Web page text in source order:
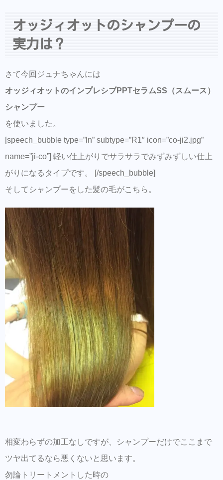
オッジィオットのシャンプーの
実力は？
さて今回ジュナちゃんには
オッジィオットのインプレシブPPTセラムSS（スムース）
シャンプー
を使いました。
[speech_bubble type=”ln” subtype=”R1″ icon=”co-ji2.jpg”
name=”ji-co”] 軽い仕上がりでサラサラでみずみずしい仕上
がりになるタイプです。 [/speech_bubble]
そしてシャンプーをした髪の毛がこちら。
相変わらずの加工なしですが、シャンプーだけでここまで
ツヤ出てるなら悪くないと思います。
勿論トリートメントした時の